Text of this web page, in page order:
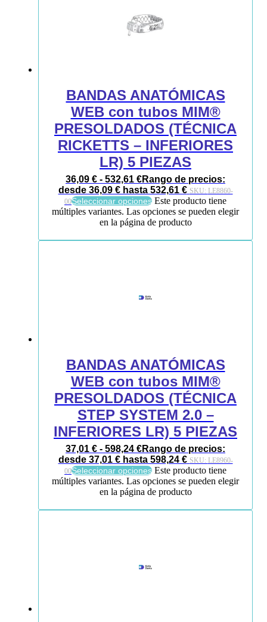
BANDAS ANATÓMICAS
WEB con tubos MIM®
PRESOLDADOS (TÉCNICA
RICKETTS – INFERIORES
LR) 5 PIEZAS
36,09 € - 532,61 €Rango de precios:
desde 36,09 € hasta 532,61 € SKU: LE8860-
00Seleccionar opciones Este producto tiene
múltiples variantes. Las opciones se pueden elegir
en la página de producto
BANDAS ANATÓMICAS
WEB con tubos MIM®
PRESOLDADOS (TÉCNICA
STEP SYSTEM 2.0 –
INFERIORES LR) 5 PIEZAS
37,01 € - 598,24 €Rango de precios:
desde 37,01 € hasta 598,24 € SKU: LE8960-
00Seleccionar opciones Este producto tiene
múltiples variantes. Las opciones se pueden elegir
en la página de producto